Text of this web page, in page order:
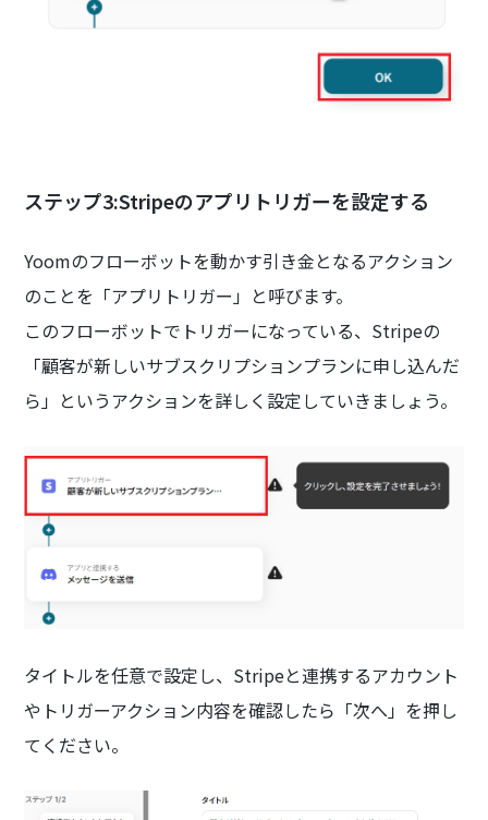
ステップ3:Stripeのアプリトリガーを設定する
Yoomのフローボットを動かす引き金となるアクション
のことを「アプリトリガー」と呼びます。
このフローボットでトリガーになっている、Stripeの
「顧客が新しいサブスクリプションプランに申し込んだ
ら」というアクションを詳しく設定していきましょう。
タイトルを任意で設定し、Stripeと連携するアカウント
やトリガーアクション内容を確認したら「次へ」を押し
てください。